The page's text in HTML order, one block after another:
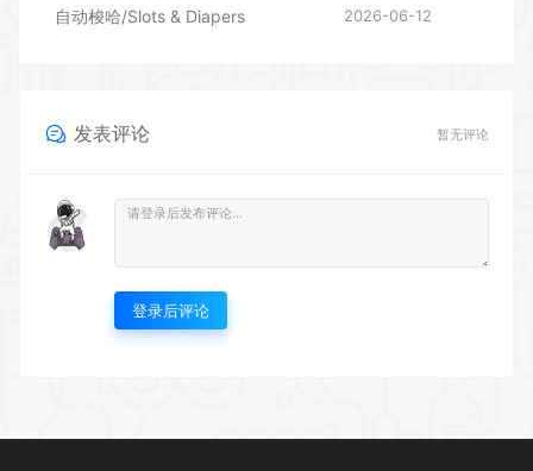
自动梭哈/Slots & Diapers 2026-06-12
发表评论 暂无评论
登录后评论